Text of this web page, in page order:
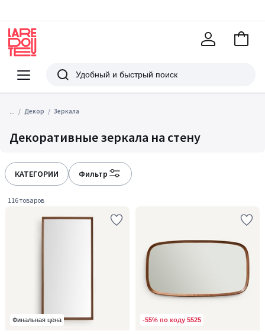
Меню
Redoute
Поиск
В
... Декор Зеркала
Декоративные зеркала на стену
КАТЕГОРИИ Фильтр
116 товаров
Финальная цена -55% по коду 5525